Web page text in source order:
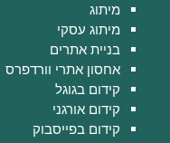
מיתוג
מיתוג עסקי
בניית אתרים
אחסון אתרי וורדפרס
קידום בגוגל
קידום אורגני
קידום בפייסבוק